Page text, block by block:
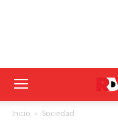
Inicio Sociedad